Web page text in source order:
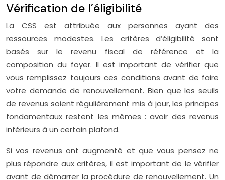
Vérification de l’éligibilité
La CSS est attribuée aux personnes ayant des
ressources modestes. Les critères d’éligibilité sont
basés sur le revenu fiscal de référence et la
composition du foyer. Il est important de vérifier que
vous remplissez toujours ces conditions avant de faire
votre demande de renouvellement. Bien que les seuils
de revenus soient régulièrement mis à jour, les principes
fondamentaux restent les mêmes : avoir des revenus
inférieurs à un certain plafond.
Si vos revenus ont augmenté et que vous pensez ne
plus répondre aux critères, il est important de le vérifier
avant de démarrer la procédure de renouvellement. Un